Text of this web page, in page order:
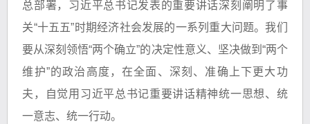
总部署，习近平总书记发表的重要讲话深刻阐明了事
关“十五五”时期经济社会发展的一系列重大问题。我们
要从深刻领悟“两个确立”的决定性意义、坚决做到“两个
维护”的政治高度，在全面、深刻、准确上下更大功
夫，自觉用习近平总书记重要讲话精神统一思想、统
一意志、统一行动。